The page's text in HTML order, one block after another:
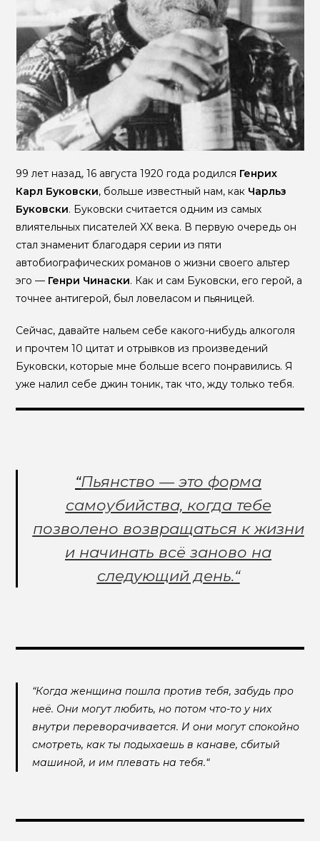
99 лет назад, 16 августа 1920 года родился Генрих
Карл Буковски, больше известный нам, как Чарльз
Буковски. Буковски считается одним из самых
влиятельных писателей XX века. В первую очередь он
стал знаменит благодаря серии из пяти
автобиографических романов о жизни своего альтер
эго — Генри Чинаски. Как и сам Буковски, его герой, а
точнее антигерой, был ловеласом и пьяницей.
Сейчас, давайте нальем себе какого-нибудь алкоголя
и прочтем 10 цитат и отрывков из произведений
Буковски, которые мне больше всего понравились. Я
уже налил себе джин тоник, так что, жду только тебя.
“Пьянство — это форма
самоубийства, когда тебе
позволено возвращаться к жизни
и начинать всё заново на
следующий день.“
“Когда женщина пошла против тебя, забудь про
неё. Они могут любить, но потом что-то у них
внутри переворачивается. И они могут спокойно
смотреть, как ты подыхаешь в канаве, сбитый
машиной, и им плевать на тебя.“